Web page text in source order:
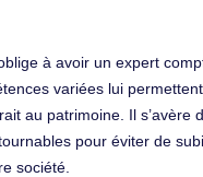
à avoir un expert
variées lui
au patrimoine. Il
pour éviter de
société.